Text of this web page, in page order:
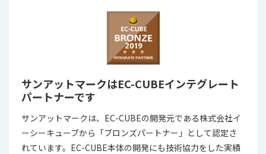
サンアットマークはEC-CUBEインテグレート
パートナーです
サンアットマークは、EC-CUBEの開発元である株式会社イ
ーシーキューブから「ブロンズパートナー」として認定さ
れています。EC-CUBE本体の開発にも技術協力をした実績